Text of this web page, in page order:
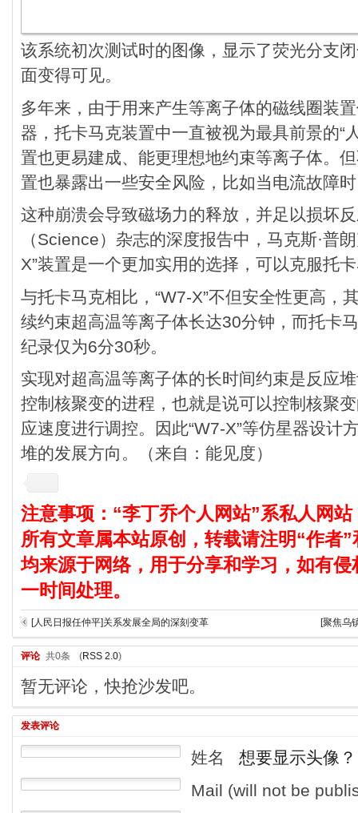
该系统初次测试时的图像，显示了荧光分支
面变得可见。
多年来，由于用来产生等离子体的磁线圈装
器，托卡马克装置中一直被视为最具前景的“
置也更易建成、能更理想地约束等离子体。
置也暴露出一些安全风险，比如当电流故障
这种崩溃会导致磁场力的释放，并足以损坏
（Science）杂志的深度报告中，马克斯·普
X”装置是一个更加实用的选择，可以克服托
与托卡马克相比，“W7-X”不但安全性更高，
续约束超高温等离子体长达30分钟，而托卡
纪录仅为6分30秒。
实现对超高温等离子体的长时间约束是反应
控制核聚变的进程，也就是说可以控制核聚
应速度进行调控。因此“W7-X”等仿星器设计
堆的发展方向。（来自：能见度）
注意事项：“李丁乔个人网站”系私人网
所有文章属本站原创，转载请注明“作者
均来源于网络，用于分享和学习，如有
一时间处理。
[人民日报任仲平]关系发展全局的深刻变革 [聚焦乌
评论 共0条 (RSS 2.0)
暂无评论，快抢沙发吧。
发表评论
姓名
想要显示头像？
Mail (will not be